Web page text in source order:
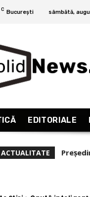
C București sâmbătă,
EDITORIALE
ACTUALITATE
Dana